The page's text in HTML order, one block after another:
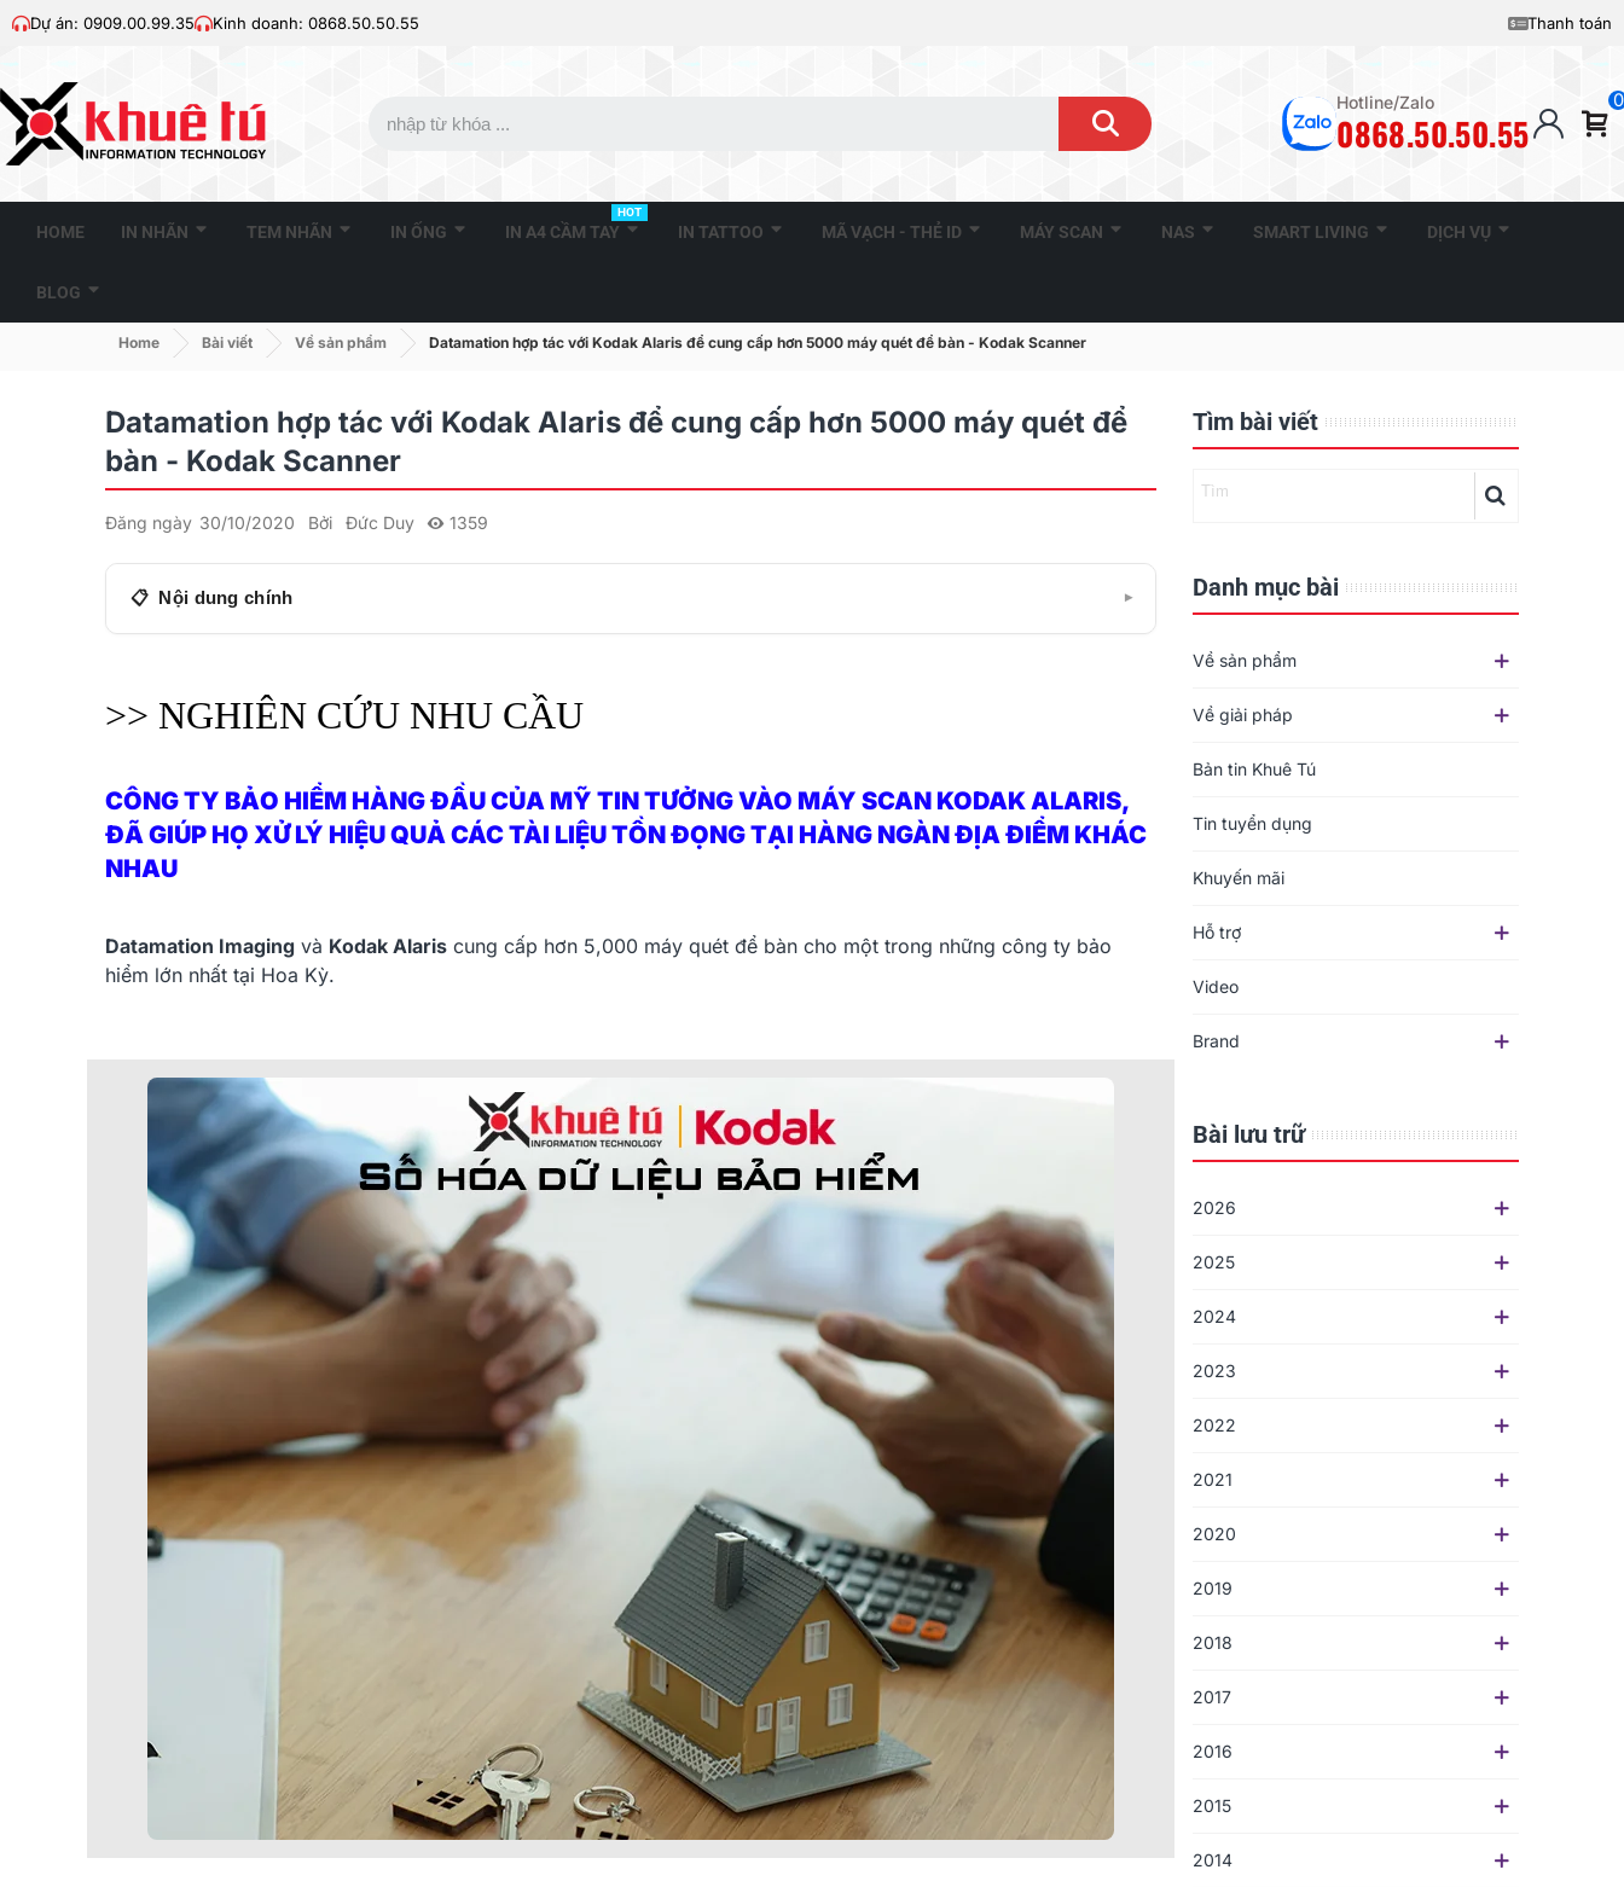
Dự án: 0909.00.99.35 Kinh doanh: 0868.50.50.55 Thanh toán
Hotline/Zalo
0868.50.50.55
0
HOME IN NHÃN TEM NHÃN IN ỐNG IN A4 CẦM TAY
HOT
IN TATTOO MÃ VẠCH - THẺ ID MÁY SCAN NAS SMART LIVING DỊCH VỤ
BLOG
Home Bài viết Về sản phẩm Datamation hợp tác với Kodak Alaris để cung cấp hơn 5000 máy quét để bàn - Kodak Scanner
Tìm bài viết
Danh mục bài
Về sản phẩm
Về giải pháp
Bản tin Khuê Tú
Tin tuyển dụng
Khuyến mãi
Hỗ trợ
Video
Brand
Bài lưu trữ
2026
2025
2024
2023
2022
2021
2020
2019
2018
2017
2016
2015
2014
Datamation hợp tác với Kodak Alaris để cung cấp hơn 5000 máy quét để
bàn - Kodak Scanner
Đăng ngày 30/10/2020 Bởi Đức Duy 1359
Nội dung chính ▾
TÌNH HÌNH
Kodak Alaris S2070
THỬ THÁCH
GIẢI PHÁP
>> NGHIÊN CỨU NHU CẦU
CÔNG TY BẢO HIỂM HÀNG ĐẦU CỦA MỸ TIN TƯỞNG VÀO MÁY SCAN KODAK ALARIS,
ĐÃ GIÚP HỌ XỬ LÝ HIỆU QUẢ CÁC TÀI LIỆU TỒN ĐỌNG TẠI HÀNG NGÀN ĐỊA ĐIỂM KHÁC
NHAU
Datamation Imaging và Kodak Alaris cung cấp hơn 5,000 máy quét để bàn cho một trong những công ty bảo
hiểm lớn nhất tại Hoa Kỳ.